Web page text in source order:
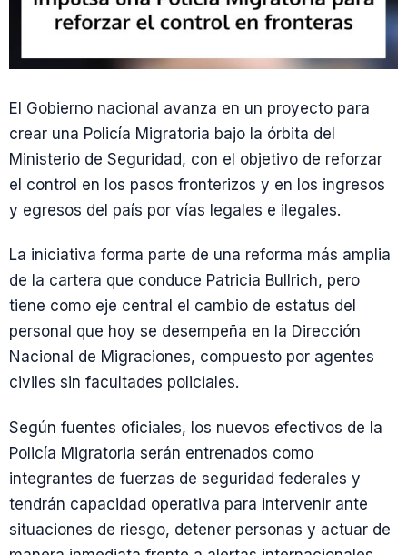
El Gobierno nacional avanza en un proyecto para
crear una Policía Migratoria bajo la órbita del
Ministerio de Seguridad, con el objetivo de reforzar
el control en los pasos fronterizos y en los ingresos
y egresos del país por vías legales e ilegales.
La iniciativa forma parte de una reforma más amplia
de la cartera que conduce Patricia Bullrich, pero
tiene como eje central el cambio de estatus del
personal que hoy se desempeña en la Dirección
Nacional de Migraciones, compuesto por agentes
civiles sin facultades policiales.
Según fuentes oficiales, los nuevos efectivos de la
Policía Migratoria serán entrenados como
integrantes de fuerzas de seguridad federales y
tendrán capacidad operativa para intervenir ante
situaciones de riesgo, detener personas y actuar de